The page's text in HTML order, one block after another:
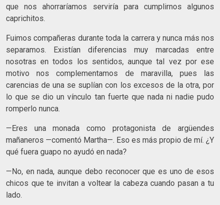
que nos ahorraríamos serviría para cumplirnos algunos
caprichitos.
Fuimos compañeras durante toda la carrera y nunca más nos
separamos. Existían diferencias muy marcadas entre
nosotras en todos los sentidos, aunque tal vez por ese
motivo nos comple­mentamos de maravilla, pues las
carencias de una se suplían con los excesos de la otra, por
lo que se dio un vínculo tan fuerte que nada ni nadie pudo
romperlo nunca.
—Eres una monada como protagonista de argüendes
mañane­ros —comentó Martha—. Eso es más propio de mí. ¿Y
qué fuera guapo no ayudó en nada?
—No, en nada, aunque debo reconocer que es uno de esos
chicos que te invitan a voltear la cabeza cuando pasan a tu
lado.